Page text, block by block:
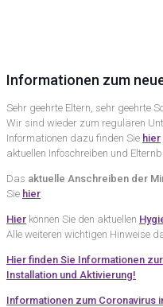
Informationen zum
Sehr geehrte Eltern, sehr geehrte
Wir sind wieder zum regulären
Informationen dazu finden Sie hier
aktuellen Infoschreiben und
Das aktuelle Anschreiben der
Sie hier.
Hier können Sie den aktuellen
Alle weiteren wichtigen Hinweise
Hier finden Sie Informationen
Installation und Aktivierung!
Informationen zum Coronavirus